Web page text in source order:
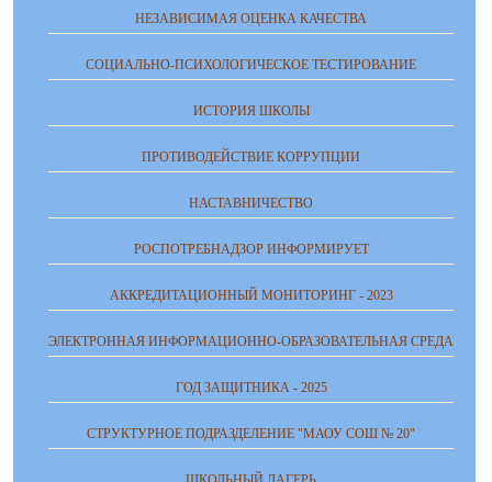
НЕЗАВИСИМАЯ ОЦЕНКА КАЧЕСТВА
СОЦИАЛЬНО-ПСИХОЛОГИЧЕСКОЕ ТЕСТИРОВАНИЕ
ИСТОРИЯ ШКОЛЫ
ПРОТИВОДЕЙСТВИЕ КОРРУПЦИИ
НАСТАВНИЧЕСТВО
РОСПОТРЕБНАДЗОР ИНФОРМИРУЕТ
АККРЕДИТАЦИОННЫЙ МОНИТОРИНГ - 2023
ЭЛЕКТРОННАЯ ИНФОРМАЦИОННО-ОБРАЗОВАТЕЛЬНАЯ СРЕДА
ГОД ЗАЩИТНИКА - 2025
СТРУКТУРНОЕ ПОДРАЗДЕЛЕНИЕ "МАОУ СОШ № 20"